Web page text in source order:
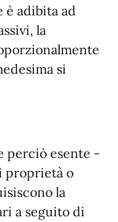
è adibita ad
la
si
perciò esente -
proprietà o
la
a seguito di